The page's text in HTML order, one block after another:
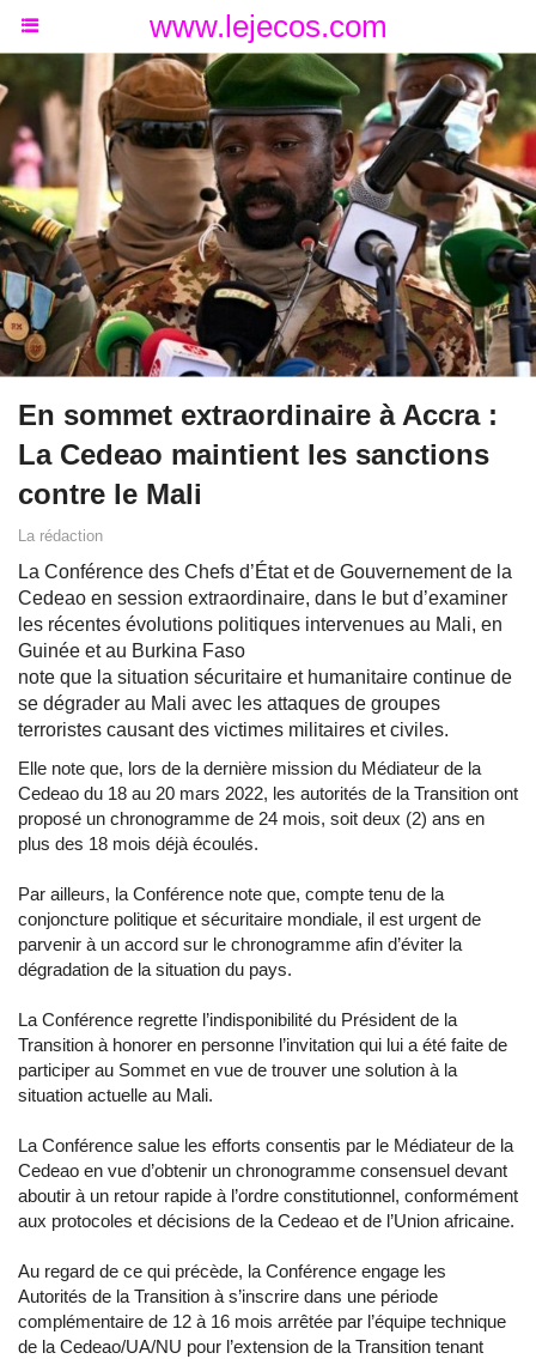
www.lejecos.com
En sommet extraordinaire à Accra :
La Cedeao maintient les sanctions
contre le Mali
La rédaction
La Conférence des Chefs d’État et de Gouvernement de la
Cedeao en session extraordinaire, dans le but d’examiner
les récentes évolutions politiques intervenues au Mali, en
Guinée et au Burkina Faso
note que la situation sécuritaire et humanitaire continue de
se dégrader au Mali avec les attaques de groupes
terroristes causant des victimes militaires et civiles.
Elle note que, lors de la dernière mission du Médiateur de la
Cedeao du 18 au 20 mars 2022, les autorités de la Transition ont
proposé un chronogramme de 24 mois, soit deux (2) ans en
plus des 18 mois déjà écoulés.
Par ailleurs, la Conférence note que, compte tenu de la
conjoncture politique et sécuritaire mondiale, il est urgent de
parvenir à un accord sur le chronogramme afin d’éviter la
dégradation de la situation du pays.
La Conférence regrette l’indisponibilité du Président de la
Transition à honorer en personne l’invitation qui lui a été faite de
participer au Sommet en vue de trouver une solution à la
situation actuelle au Mali.
La Conférence salue les efforts consentis par le Médiateur de la
Cedeao en vue d’obtenir un chronogramme consensuel devant
aboutir à un retour rapide à l’ordre constitutionnel, conformément
aux protocoles et décisions de la Cedeao et de l’Union africaine.
Au regard de ce qui précède, la Conférence engage les
Autorités de la Transition à s’inscrire dans une période
complémentaire de 12 à 16 mois arrêtée par l’équipe technique
de la Cedeao/UA/NU pour l’extension de la Transition tenant